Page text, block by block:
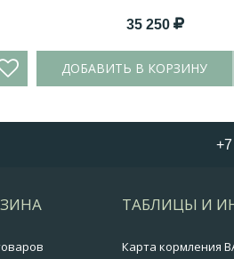
35 250
ДОБАВИТЬ В КОРЗИНУ
ТАБЛИЦЫ И
Карта кормления